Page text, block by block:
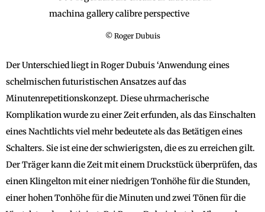
© Roger Dubuis
Der Unterschied liegt in Roger Dubuis ‘Anwendung eines
schelmischen futuristischen Ansatzes auf das
Minutenrepetitionskonzept. Diese uhrmacherische
Komplikation wurde zu einer Zeit erfunden, als das Einschalten
eines Nachtlichts viel mehr bedeutete als das Betätigen eines
Schalters. Sie ist eine der schwierigsten, die es zu erreichen gilt.
Der Träger kann die Zeit mit einem Druckstück überprüfen, das
einen Klingelton mit einer niedrigen Tonhöhe für die Stunden,
einer hohen Tonhöhe für die Minuten und zwei Tönen für die